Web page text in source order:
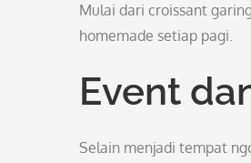
Mulai dari croissant
homemade setiap pagi.
Event
Selain menjadi tempat